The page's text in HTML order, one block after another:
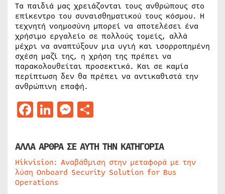
Τα παιδιά μας χρειάζονται τους ανθρώπους στο
επίκεντρο του συναισθηματικού τους κόσμου. Η
τεχνητή νοημοσύνη μπορεί να αποτελέσει ένα
χρήσιμο εργαλείο σε πολλούς τομείς, αλλά
μέχρι να αναπτύξουν μια υγιή και ισορροπημένη
σχέση μαζί της, η χρήση της πρέπει να
παρακολουθείται προσεκτικά. Και σε καμία
περίπτωση δεν θα πρέπει να αντικαθιστά την
ανθρώπινη επαφή.
Facebook
LinkedIn
Messenger
ΑΛΛΑ ΑΡΘΡΑ ΣΕ ΑΥΤΗ ΤΗΝ ΚΑΤΗΓΟΡΙΑ
Hikvision: Αναβάθμιση στην μεταφορά με την
λύση Onboard Security Solution for Bus
Operations